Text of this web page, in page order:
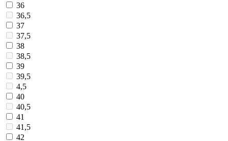
36
36,5
37
37,5
38
38,5
39
39,5
4,5
40
40,5
41
41,5
42